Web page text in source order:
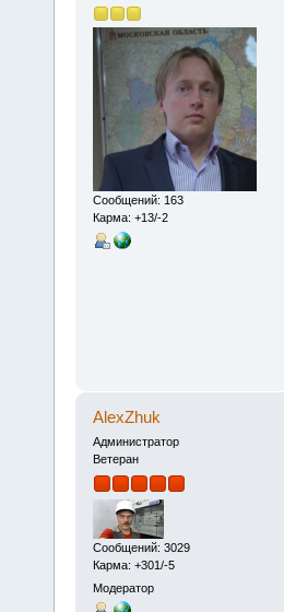
Сообщений: 163
Карма: +13/-2
AlexZhuk
Администратор
Ветеран
Сообщений: 3029
Карма: +301/-5
Модератор